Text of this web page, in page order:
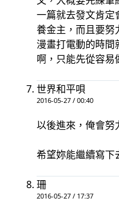
一篇就去發文肯定
養金主，而且要努
漫畫打電動的時間
啊，只能先從容易
世界和平唄
2016-05-27 / 00:40
以後進來，俺會努
希望妳能繼續寫
珊
2016-05-27 / 17:37